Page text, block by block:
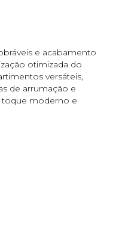
e acabamento
otimizada do
versáteis,
de arrumação e
toque moderno e